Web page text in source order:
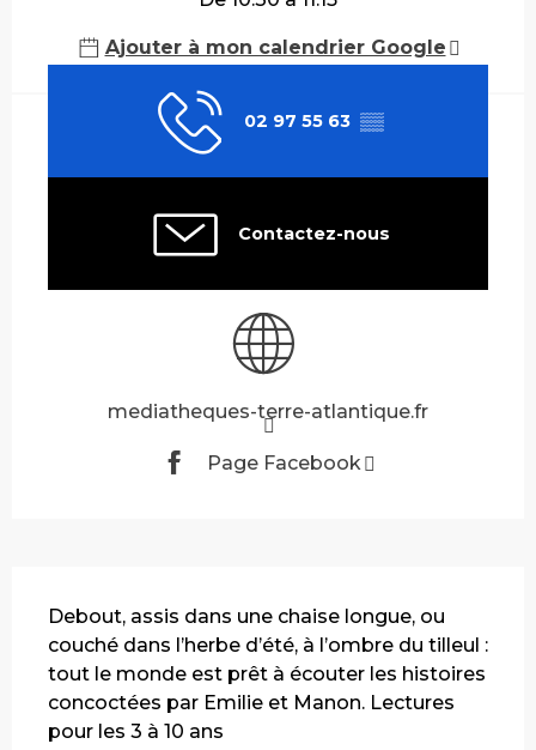
Ajouter à mon calendrier Google
02 97 55 63 ▒▒
Contactez-nous
mediatheques-terre-atlantique.fr
Page Facebook
Debout, assis dans une chaise longue, ou
couché dans l’herbe d’été, à l’ombre du tilleul :
tout le monde est prêt à écouter les histoires
concoctées par Emilie et Manon. Lectures
pour les 3 à 10 ans